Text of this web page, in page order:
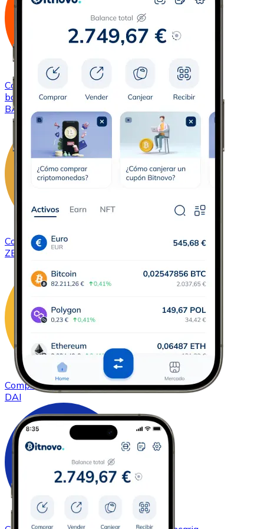
Comprar
bancaria
BAT
ComprarZCash
con transferencia bancaria
ZEC
ComprarDAIcon transferencia bancaria
DAI